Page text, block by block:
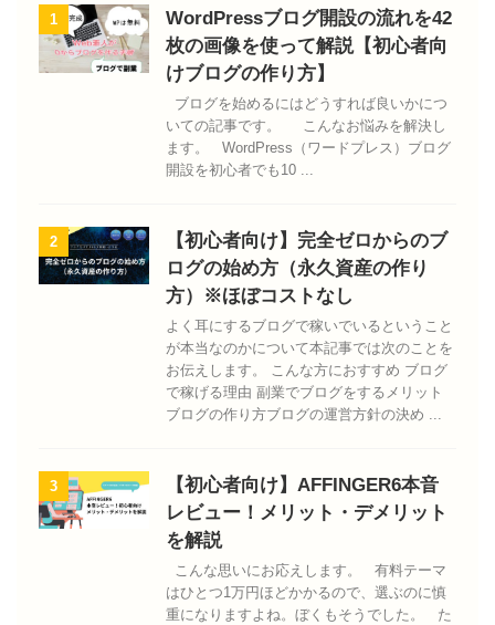
1
WordPressブログ開設の流れを42
枚の画像を使って解説【初心者向
けブログの作り方】
ブログを始めるにはどうすれば良いかにつ
いての記事です。 こんなお悩みを解決し
ます。 WordPress（ワードプレス）ブログ
開設を初心者でも10 ...
2
【初心者向け】完全ゼロからのブ
ログの始め方（永久資産の作り
方）※ほぼコストなし
よく耳にするブログで稼いでいるということ
が本当なのかについて本記事では次のことを
お伝えします。 こんな方におすすめ ブログ
で稼げる理由 副業でブログをするメリット
ブログの作り方ブログの運営方針の決め ...
3
【初心者向け】AFFINGER6本音
レビュー！メリット・デメリット
を解説
こんな思いにお応えします。 有料テーマ
はひとつ1万円ほどかかるので、選ぶのに慎
重になりますよね。ぼくもそうでした。 た